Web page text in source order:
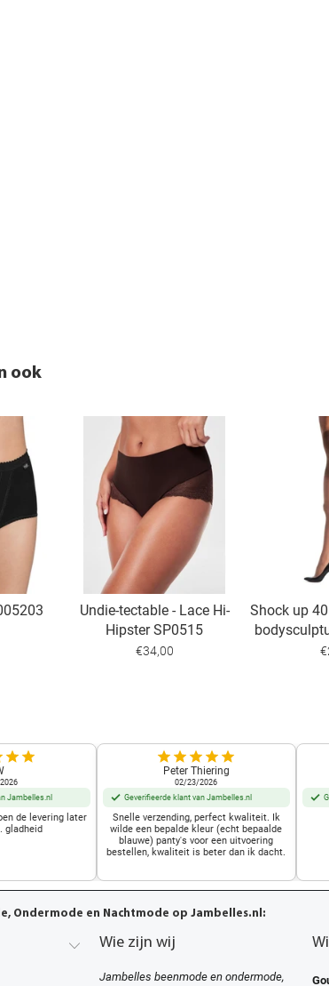
ook
Undie-tectable - Lace Hi-
Hipster SP0515
€34,00
Shock up 40 den tights lycra
Jambelles.nl
de levering later
gladheid
Peter Thiering
02/23/2026
Geverifieerde klant van Jambelles.nl
Snelle verzending, perfect kwaliteit. Ik
wilde een bepalde kleur (echt bepaalde
blauwe) panty's voor een uitvoering
bestellen, kwaliteit is beter dan ik dacht.
Ondermode en Nachtmode op Jambelles.nl:
Wie zijn wij
Jambelles beenmode en ondermode,